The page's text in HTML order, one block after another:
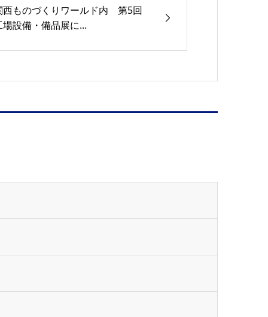
西ものづくりワールド内 第5回
場設備・備品展に...